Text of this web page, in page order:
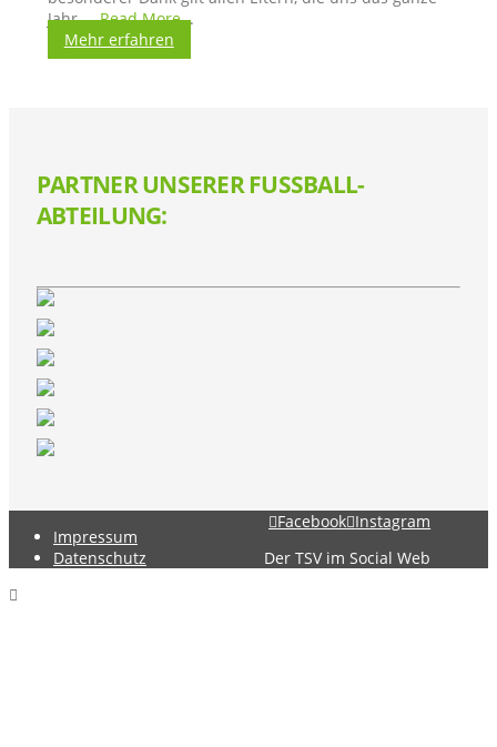
Jahr ...Read More...
Mehr erfahren
PARTNER UNSERER FUSSBALL-A
BTEILUNG:
Impressum
Datenschutz
Facebook Instagram
Der TSV im Social Web